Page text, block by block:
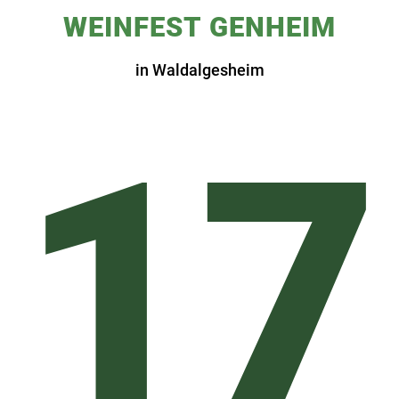
WEINFEST GENHEIM
in Waldalgesheim
17